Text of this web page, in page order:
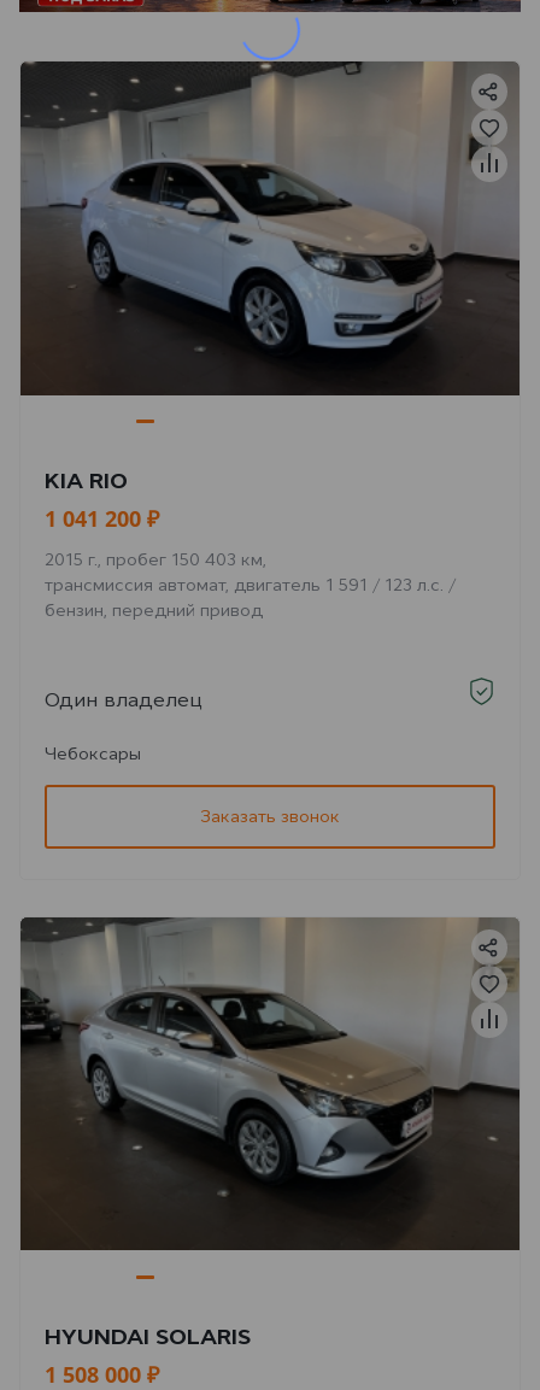
KIA RIO
1 041 200 ₽
2015 г., пробег 150 403 км,
трансмиссия автомат, двигатель 1 591 / 123 л.с. /
бензин, передний привод
Один владелец
Чебоксары
Заказать звонок
HYUNDAI SOLARIS
1 508 000 ₽